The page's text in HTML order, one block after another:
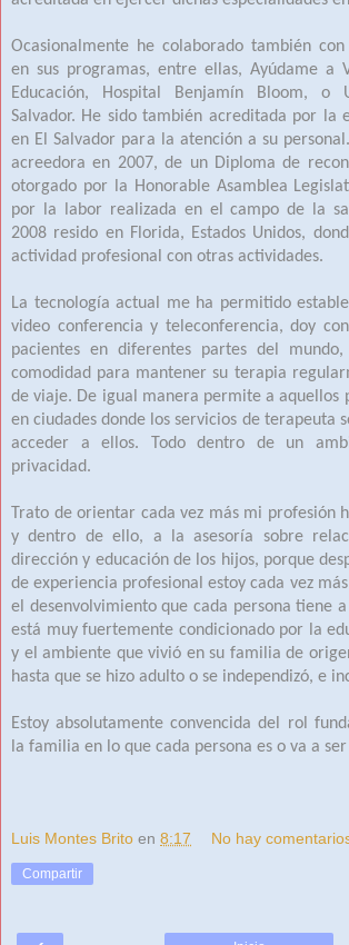
Ocasionalmente he colaborado también
en sus programas, entre ellas, Ayúdame a
Educación, Hospital Benjamín Bloom, o
Salvador. He sido también acreditada por la
en El Salvador para la atención a su
acreedora en 2007, de un Diploma de
otorgado por la Honorable Asamblea
por la labor realizada en el campo de la
2008 resido en Florida, Estados Unidos,
actividad profesional con otras actividades.
La tecnología actual me ha permitido
video conferencia y teleconferencia, doy
pacientes en diferentes partes del
comodidad para mantener su terapia
de viaje. De igual manera permite a aquellos
en ciudades donde los servicios de terapeuta
acceder a ellos. Todo dentro de un
privacidad.
Trato de orientar cada vez más mi profesión
y dentro de ello, a la asesoría sobre
dirección y educación de los hijos, porque
de experiencia profesional estoy cada vez
el desenvolvimiento que cada persona tiene
está muy fuertemente condicionado por la
y el ambiente que vivió en su familia de
hasta que se hizo adulto o se independizó, e
Estoy absolutamente convencida del rol
la familia en lo que cada persona es o va a
Luis Montes Brito en 8:17 No hay
Compartir